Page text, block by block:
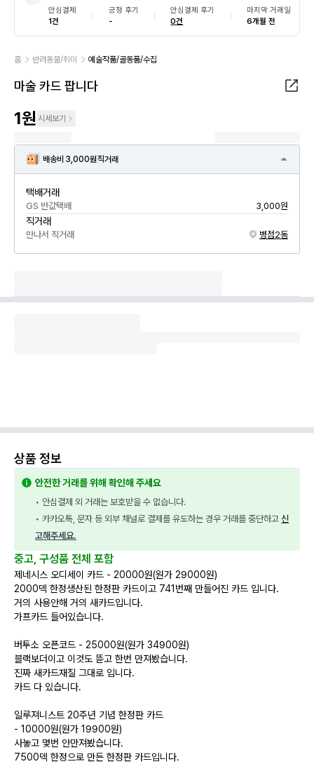
안심결제
1건
긍정 후기
-
안심결제 후기
0건
마지막 거래일
6개월 전
홈 반려동물/취미 예술작품/골동품/수집
마술 카드 팝니다
1원 시세보기
배송비 3,000원직거래
택배거래
GS 반값택배 3,000원
직거래
만나서 직거래 병점2동
상품 정보
안전한 거래를 위해 확인해 주세요
• 안심결제 외 거래는 보호받을 수 없습니다.
• 카카오톡, 문자 등 외부 채널로 결제를 유도하는 경우 거래를 중단하고 신
고해주세요.
중고, 구성품 전체 포함
제네시스 오디세이 카드 - 20000원(원가 29000원)
2000덱 한정생산된 한정판 카드이고 741번째 만들어진 카드 입니다.
거의 사용안해 거의 새카드입니다.
가프카드 들어있습니다.
버투소 오픈코드 - 25000원(원가 34900원)
블랙보더이고 이것도 뜯고 한번 만져봤습니다.
진짜 새카드재질 그대로 입니다.
카드 다 있습니다.
일루져니스트 20주년 기념 한정판 카드
- 10000원(원가 19900원)
사놓고 몇번 안만져봤습니다.
7500덱 한정으로 만든 한정판 카드입니다.